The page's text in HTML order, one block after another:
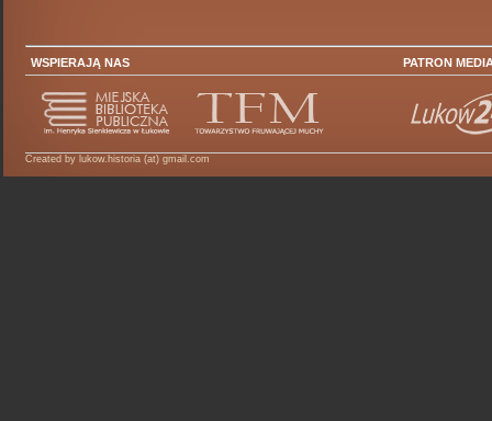
WSPIERAJĄ NAS PATRON
Created by lukow.historia (at) gmail.com